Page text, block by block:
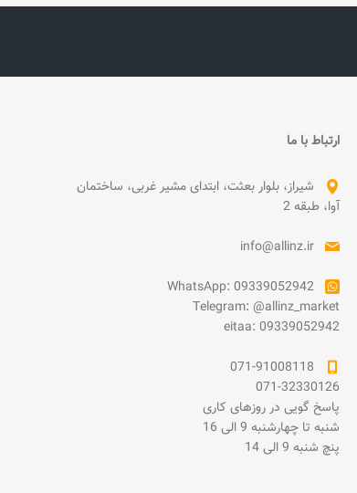
ارتباط با ما
شیراز، بلوار بعثت، ابتدای مشیر غربی، ساختمان
آوا، طبقه 2
info@allinz.ir
WhatsApp: 09339052942
Telegram: @allinz_market
eitaa: 09339052942
071-91008118
071-32330126
پاسخ گویی در روزهای کاری
شنبه تا چهارشنبه 9 الی 16
پنچ شنبه 9 الی 14